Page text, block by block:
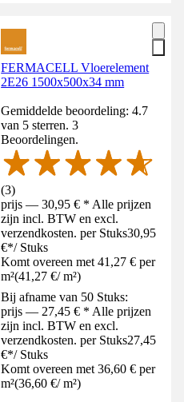
FERMACELL Vloerelement
2E26 1500x500x34 mm
Gemiddelde beoordeling: 4.7
van 5 sterren. 3
Beoordelingen.
(3)
prijs — 30,95 € * Alle prijzen
zijn incl. BTW en excl.
verzendkosten. per Stuks30,95
€*/ Stuks
Komt overeen met 41,27 € per
m²(41,27 €/ m²)
Bij afname van 50 Stuks:
prijs — 27,45 € * Alle prijzen
zijn incl. BTW en excl.
verzendkosten. per Stuks27,45
€*/ Stuks
Komt overeen met 36,60 € per
m²(36,60 €/ m²)